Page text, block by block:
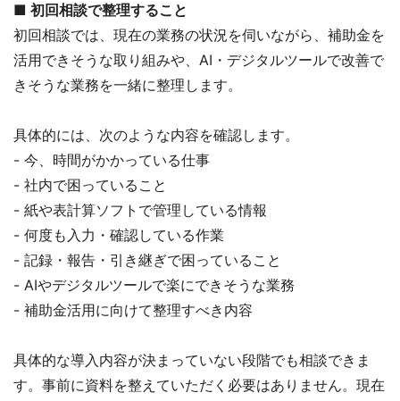
■ 初回相談で整理すること
初回相談では、現在の業務の状況を伺いながら、補助金を
活用できそうな取り組みや、AI・デジタルツールで改善で
きそうな業務を一緒に整理します。
具体的には、次のような内容を確認します。
- 今、時間がかかっている仕事
- 社内で困っていること
- 紙や表計算ソフトで管理している情報
- 何度も入力・確認している作業
- 記録・報告・引き継ぎで困っていること
- AIやデジタルツールで楽にできそうな業務
- 補助金活用に向けて整理すべき内容
具体的な導入内容が決まっていない段階でも相談できま
す。事前に資料を整えていただく必要はありません。現在